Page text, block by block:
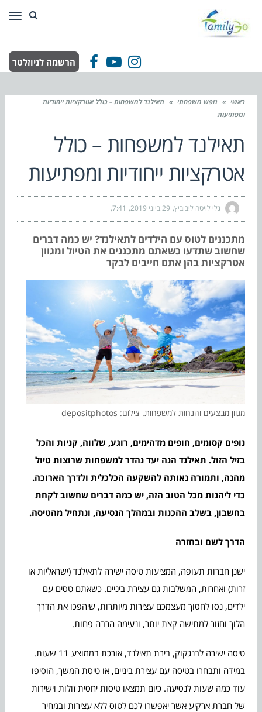
Facebook
YouTube
Instagram הרשמה לניוזלטר
ראשי » נופש משפחתי » תאילנד למשפחות – כולל אטרקציות ייחודיות
ומפתיעות
תאילנד למשפחות – כולל
אטרקציות ייחודיות ומפתיעות
גלי לויטה ליבוביץ 29 ביוני 2019 7:41
מתכננים לטוס עם הילדים לתאילנד? יש כמה דברים
שחשוב שתדעו כשאתם מתכננים את הטיול ומגוון
אטרקציות בהן אתם חייבים לבקר
מגוון מבצעים והנחות למשפחות. צילום: depositphotos
נופים קסומים, חופים מדהימים, רוגע, שלווה, קניות והכל
בזיל הזול. תאילנד הנה יעד נהדר למשפחות שרוצות טיול
מהנה, ותמורה נאותה להשקעה הכלכלית ולדרך הארוכה.
כדי ליהנות מכל הטוב הזה, יש כמה דברים שחשוב לקחת
בחשבון, בשלב ההכנות ובמהלך הנסיעה, ונתחיל מהטיסה.
הדרך לשם ובחזרה
ישנן חברות תעופה, המציעות טיסה ישירה לתאילנד (ישראליות או
זרות) ואחרות, המשלבות גם עצירת ביניים. כשאתם טסים עם
ילדים, נסו לחסוך מעצמכם עצירות מיותרות, שיהפכו את הדרך
הלוך וחזור למתישה קצת יותר, ונעימה הרבה פחות.
טיסה ישירה לבנגקוק, בירת תאילנד, אורכת בממוצע 11 שעות.
במידה ותבחרו בטיסה עם עצירת ביניים, או טיסת המשך, הוסיפו
עוד כמה שעות לנסיעה. כיום תמצאו טיסות יחסית זולות וישירות
של חברת ארקיע אשר יאפשרו לכם לטוס ללא עצירות ובמחיר